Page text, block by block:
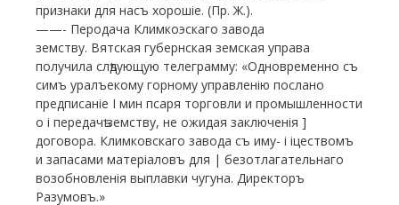
признаки для насъ хорошіе. (Пр. Ж.).
——- Перодача Климкоэскаго завода
земству. Вятская губернская земская управа
получила слѣдующую телеграмму: «Одновременно съ
симъ уралъекому горному управленію послано
предписаніе І мин псаря торговли и промышленности
о і передачѣ земству, не ожидая заключенія ]
договора. Климковскаго завода съ иму- і іцествомъ
и запасами матеріаловъ для | безотлагательнаго
возобновленія выплавки чугуна. Директоръ
Разумовъ.»